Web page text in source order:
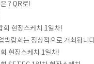
? QR로!
회 현장스케치 1일차!
박람회는 정상적으로 개최됩니
현장스케치 1일차!